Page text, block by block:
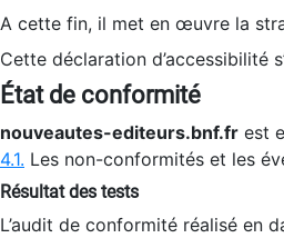
A cette fin, il met en œuvre la
Cette déclaration d’accessibilité
État de conformité
nouveautes-editeurs.bnf.fr est
4.1. Les non-conformités et les
Résultat des tests
L’audit de conformité réalisé en